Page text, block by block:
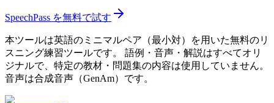
SpeechPass を無料で試す
本ツールは英語のミニマルペア（最小対）を用いた無料のリ
スニング練習ツールです。 語例・音声・解説はすべてオリ
ジナルで、特定の教材・問題集の内容は使用していません。
音声は合成音声（GenAm）です。